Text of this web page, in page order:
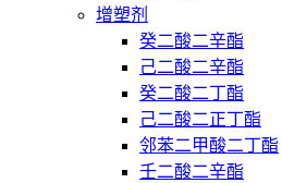
增塑剂
癸二酸二辛酯
己二酸二辛酯
癸二酸二丁酯
己二酸二正丁酯
邻苯二甲酸二丁酯
壬二酸二辛酯